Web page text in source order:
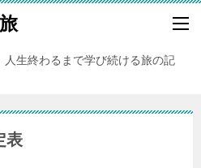
生終わるまで学び続ける旅の記
表